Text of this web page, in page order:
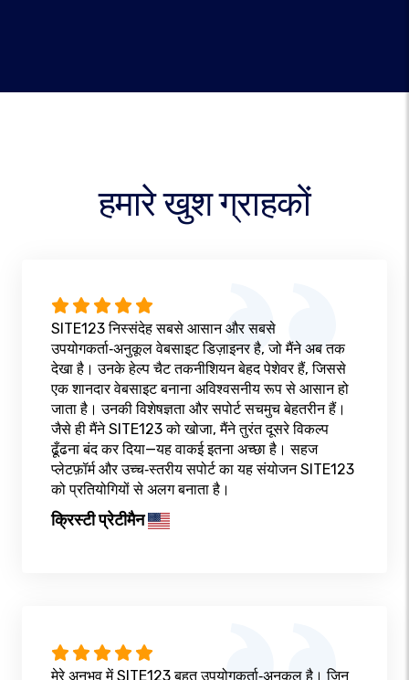
हमारे खुश ग्राहकों
SITE123 निस्संदेह सबसे आसान और सबसे
उपयोगकर्ता‑अनुकूल वेबसाइट डिज़ाइनर है, जो मैंने अब तक
देखा है। उनके हेल्प चैट तकनीशियन बेहद पेशेवर हैं, जिससे
एक शानदार वेबसाइट बनाना अविश्वसनीय रूप से आसान हो
जाता है। उनकी विशेषज्ञता और सपोर्ट सचमुच बेहतरीन हैं।
जैसे ही मैंने SITE123 को खोजा, मैंने तुरंत दूसरे विकल्प
ढूँढना बंद कर दिया—यह वाकई इतना अच्छा है। सहज
प्लेटफ़ॉर्म और उच्च‑स्तरीय सपोर्ट का यह संयोजन SITE123
को प्रतियोगियों से अलग बनाता है।
क्रिस्टी प्रेटीमैन
मेरे अनुभव में SITE123 बहुत उपयोगकर्ता‑अनुकूल है। जिन